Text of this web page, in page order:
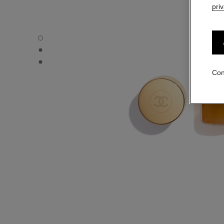
SUBLIMAGE L'EXTRAIT DE NUIT – RECHARGE - Vista
SUBLIMAGE L'EXTRAIT DE NUIT – RECHARGE - Vista
SUBLIMAGE L'EXTRAIT DE NUIT – RECHARGE - Vista